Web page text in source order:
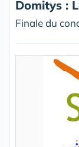
Domitys :
Finale du